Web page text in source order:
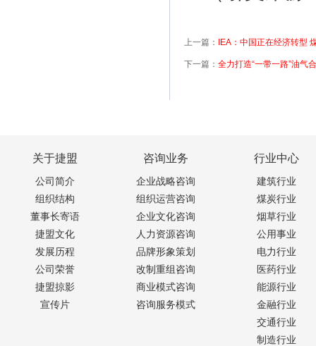
上一篇： IEA：中国正在经济转型
下一篇： 全力打造“一带一路”油气
关于捷盟
公司简介
组织结构
董事长寄语
捷盟文化
发展历程
公司荣誉
捷盟掠影
宣传片
咨询业务
企业战略咨询
组织运营咨询
企业文化咨询
人力资源咨询
品牌形象策划
改制重组咨询
商业模式咨询
咨询服务模式
行业中心
建筑行业
煤炭行业
烟草行业
公用事业
电力行业
医药行业
能源行业
金融行业
交通行业
制造行业